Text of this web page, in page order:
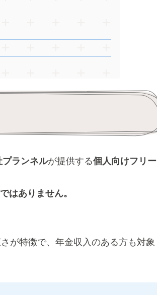
プランネルが提供する個人向けフリー
はありません。
が特徴で、年金収入のある方も対象